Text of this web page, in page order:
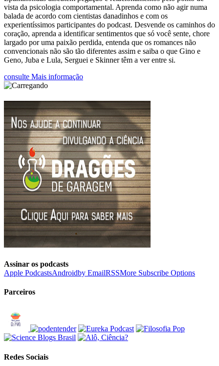
vista da psicologia comportamental. Aprenda como não agir numa
balada de acordo com cientistas danadinhos e com os
experientíssimos participantes do podcast. Desvende os caminhos do
coração, aprenda a identificar sentimentos que só você sente, chore
largado por uma paixão perdida, entenda que os romances não
convencionais não são tão diferentes assim e saiba o que Gino e
Geno, Juba e Lula, Serguei e Skinner têm a ver entre si.
consulte Mais informação
Assinar os podcasts
Apple PodcastsAndroidby EmailRSSMore Subscribe Options
Parceiros
Redes Sociais